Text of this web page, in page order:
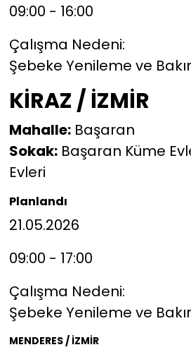
09:00 - 16:00
Çalışma Nedeni:
Şebeke Yenileme ve
KİRAZ / İZMİR
Mahalle:Başaran
Sokak:Başaran Küme
Evleri
Planlandı
21.05.2026
09:00 - 17:00
Çalışma Nedeni:
Şebeke Yenileme ve
MENDERES / İZMİR